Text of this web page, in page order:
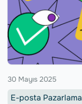
30 Mayıs 2025
E-posta Pazarlama